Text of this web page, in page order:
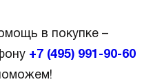
в покупке –
+7 (495) 991-90-60